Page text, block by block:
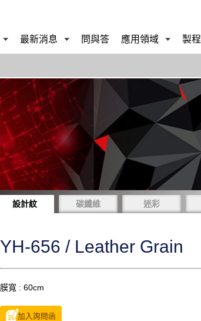
最新消息 問與答 應用領域 製程
設計紋 碳纖維 迷彩
YH-656 / Leather Grain
膜寬 : 60cm
加入詢問函